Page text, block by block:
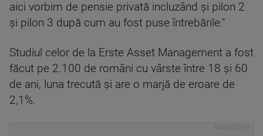
aici vorbim de pensie privată incluzând şi pilon 2
şi pilon 3 după cum au fost puse întrebările."
Studiul celor de la Erste Asset Management a fost
făcut pe 2.100 de români cu vârste între 18 şi 60
de ani, luna trecută şi are o marjă de eroare de
2,1%.